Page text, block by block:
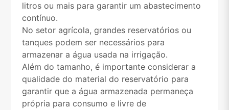
litros ou mais para garantir um abastecimento
contínuo.
No setor agrícola, grandes reservatórios ou
tanques podem ser necessários para
armazenar a água usada na irrigação.
Além do tamanho, é importante considerar a
qualidade do material do reservatório para
garantir que a água armazenada permaneça
própria para consumo e livre de